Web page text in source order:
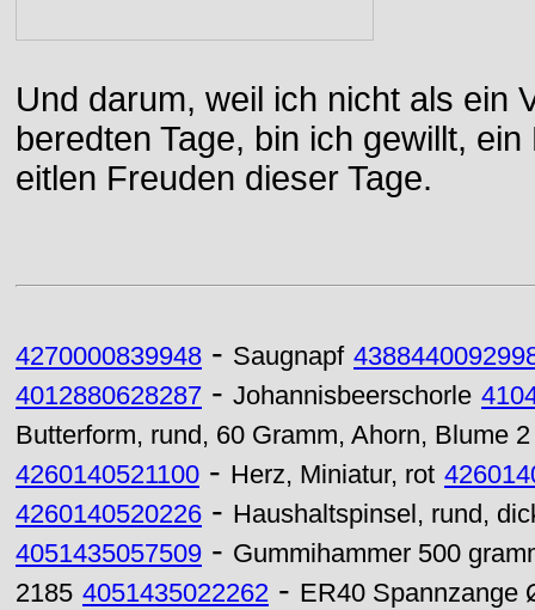
Und darum, weil ich nicht als ein
beredten Tage, bin ich gewillt,
eitlen Freuden dieser Tage.
4270000839948 - Saugnapf
4012880628287 - Johannisbeerschorle
Butterform, rund, 60 Gramm, Ahorn, Blume 2
4260140521100 - Herz, Miniatur, rot
4260140520226 - Haushaltspinsel, rund,
4051435057509 - Gummihammer 500
2185 4051435022262 - ER40 Spannzange